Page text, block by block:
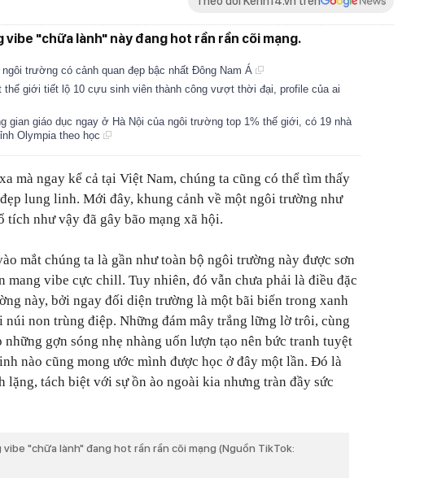
"chữa lành" này đang hot rần rần cõi mạng.
ngôi trường có cảnh quan đẹp bậc nhất Đông Nam Á
thế giới tiết lộ 10 cựu sinh viên thành công vượt thời đại, profile của ai
gian giáo dục ngay ở Hà Nội của ngôi trường top 1% thế giới, có 19 nhà
Olympia theo học
mà ngay kể cả tại Việt Nam, chúng ta cũng có thể tìm thấy
lung linh. Mới đây, khung cảnh về một ngôi trường như
tích như vậy đã gây bão mạng xã hội.
mắt chúng ta là gần như toàn bộ ngôi trường này được sơn
mang vibe cực chill. Tuy nhiên, đó vẫn chưa phải là điều đặc
này, bởi ngay đối diện trường là một bãi biển trong xanh
núi non trùng điệp. Những đám mây trắng lững lờ trôi, cùng
gợn sóng nhẹ nhàng uốn lượn tạo nên bức tranh tuyệt
nào cũng mong ước mình được học ở đây một lần. Đó là
lặng, tách biệt với sự ồn ào ngoài kia nhưng tràn đầy sức
"chữa lành" đang hot rần rần cõi mạng (Nguồn TikTok: